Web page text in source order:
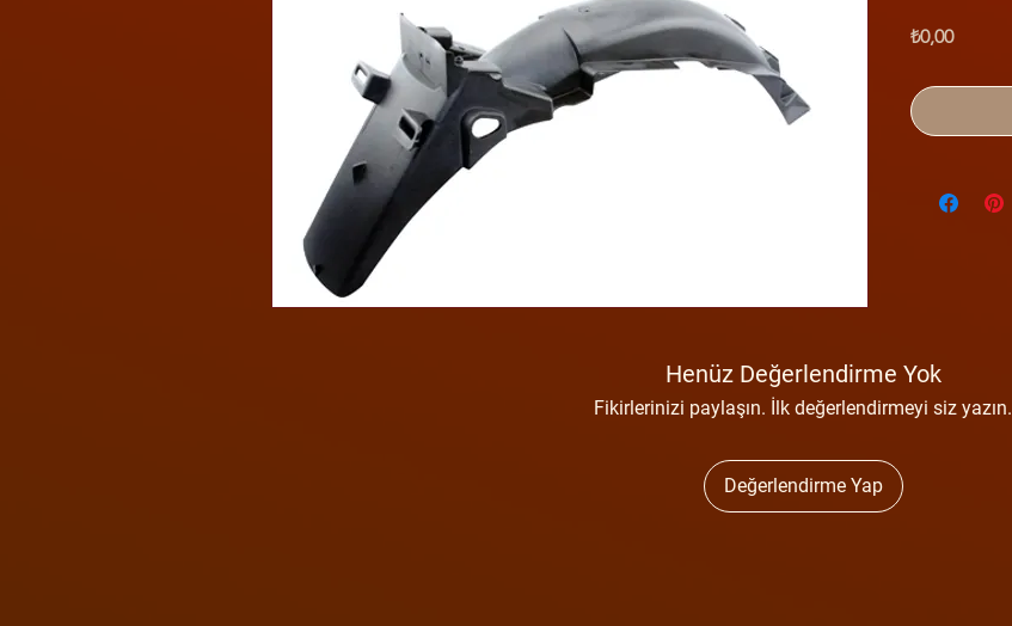
₺0,00Fiyat
Henüz Değerlendirme Yok
Fikirlerinizi paylaşın. İlk değerlendirmeyi siz yazın.
Değerlendirme Yap